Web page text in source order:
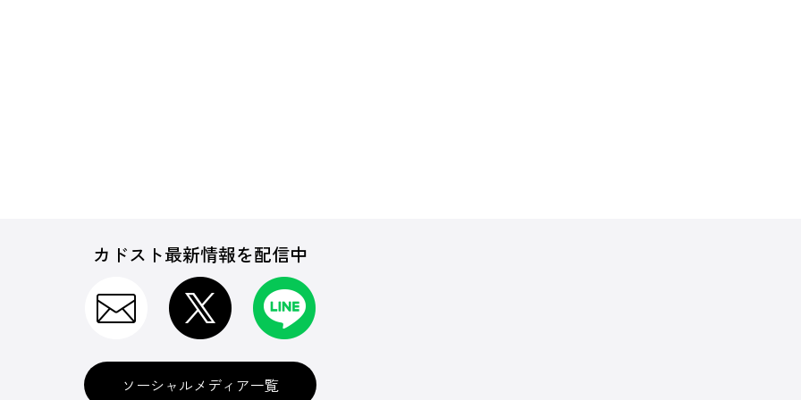
カドスト最新情報を配信中
ソーシャルメディア一覧